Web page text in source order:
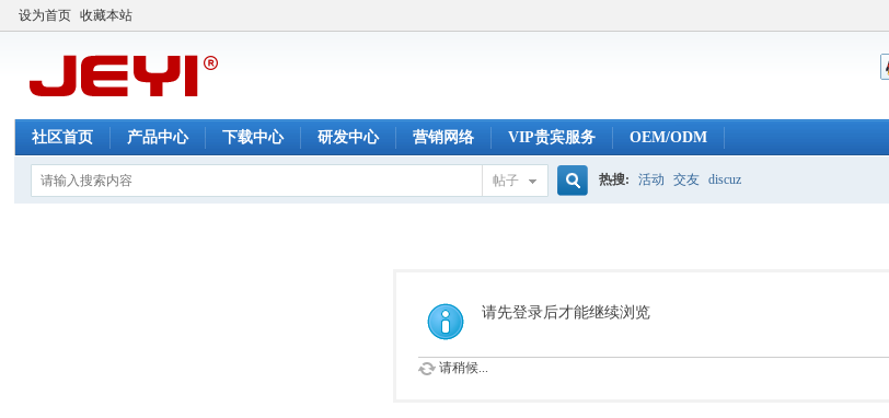
设为首页 收藏本站
社区首页 产品中心 下载中心 研发中心 营销网络 VIP贵宾服务 OEM/ODM
帖子
索
热搜: 活动 交友 discuz
请先登录后才能继续浏览
请稍候...